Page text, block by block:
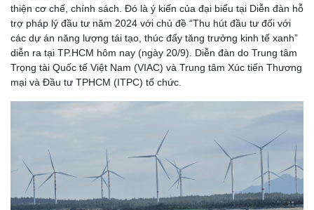
thiện cơ chế, chính sách. Đó là ý kiến của đại biểu tại Diễn đàn hỗ
trợ pháp lý đầu tư năm 2024 với chủ đề “Thu hút đầu tư đối với
các dự án năng lượng tái tạo, thúc đẩy tăng trưởng kinh tế xanh”
diễn ra tại TP.HCM hôm nay (ngày 20/9). Diễn đàn do Trung tâm
Trọng tài Quốc tế Việt Nam (VIAC) và Trung tâm Xúc tiến Thương
mại và Đầu tư TPHCM (ITPC) tổ chức.